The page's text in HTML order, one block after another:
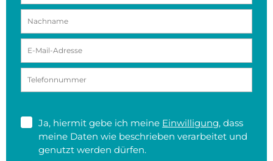
Ja, hiermit gebe ich meine Einwilligung, dass
meine Daten wie beschrieben verarbeitet und
genutzt werden dürfen.